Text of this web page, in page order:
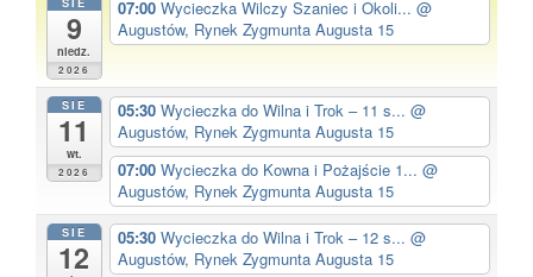
9
niedz.
2026
07:00 Wycieczka Wilczy Szaniec i Okoli... @
Augustów, Rynek Zygmunta Augusta 15
SIE
11
wt.
2026
05:30 Wycieczka do Wilna i Trok – 11 s... @
Augustów, Rynek Zygmunta Augusta 15
07:00 Wycieczka do Kowna i Pożajście 1... @
Augustów, Rynek Zygmunta Augusta 15
SIE
12
05:30 Wycieczka do Wilna i Trok – 12 s... @
Augustów, Rynek Zygmunta Augusta 15